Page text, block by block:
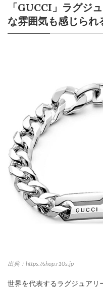
「GUCCI」ラグジ
な雰囲気も感じられ
出典：https://shop.r10s.jp
世界を代表するラグジュアリ